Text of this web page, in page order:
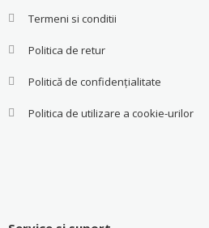
Termeni si conditii
Politica de retur
Politică de confidențialitate
Politica de utilizare a cookie-urilor